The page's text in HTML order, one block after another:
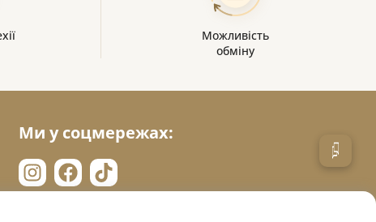
Можливість
обміну
Ми у соцмережах: